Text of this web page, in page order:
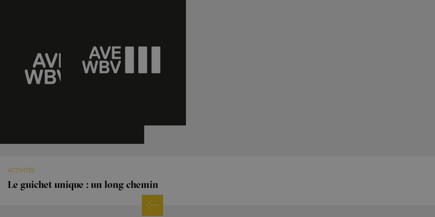
ACTIVITÉS
Le guichet unique : un long chemin